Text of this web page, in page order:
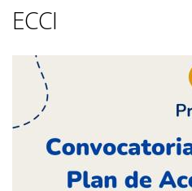
ECCI